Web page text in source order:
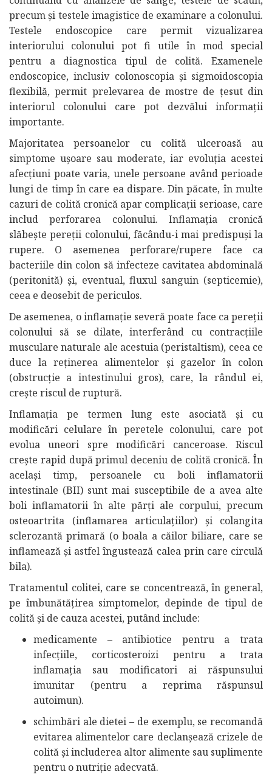
precum și testele imagistice de examinare a colonului.
Testele endoscopice care permit vizualizarea
interiorului colonului pot fi utile în mod special
pentru a diagnostica tipul de colită. Examenele
endoscopice, inclusiv colonoscopia și sigmoidoscopia
flexibilă, permit prelevarea de mostre de țesut din
interiorul colonului care pot dezvălui informații
importante.
Majoritatea persoanelor cu colită ulceroasă au
simptome ușoare sau moderate, iar evoluția acestei
afecțiuni poate varia, unele persoane având perioade
lungi de timp în care ea dispare. Din păcate, în multe
cazuri de colită cronică apar complicații serioase, care
includ perforarea colonului. Inflamația cronică
slăbește pereții colonului, făcându-i mai predispuși la
rupere. O asemenea perforare/rupere face ca
bacteriile din colon să infecteze cavitatea abdominală
(peritonită) și, eventual, fluxul sanguin (septicemie),
ceea e deosebit de periculos.
De asemenea, o inflamație severă poate face ca pereții
colonului să se dilate, interferând cu contracțiile
musculare naturale ale acestuia (peristaltism), ceea ce
duce la reținerea alimentelor și gazelor în colon
(obstrucție a intestinului gros), care, la rândul ei,
crește riscul de ruptură.
Inflamația pe termen lung este asociată și cu
modificări celulare în peretele colonului, care pot
evolua uneori spre modificări canceroase. Riscul
crește rapid după primul deceniu de colită cronică. În
același timp, persoanele cu boli inflamatorii
intestinale (BII) sunt mai susceptibile de a avea alte
boli inflamatorii în alte părți ale corpului, precum
osteoartrita (inflamarea articulațiilor) și colangita
sclerozantă primară (o boala a căilor biliare, care se
inflamează și astfel îngustează calea prin care circulă
bila).
Tratamentul colitei, care se concentrează, în general,
pe îmbunătățirea simptomelor, depinde de tipul de
colită și de cauza acestei, putând include:
medicamente – antibiotice pentru a trata
infecțiile, corticosteroizi pentru a trata
inflamația sau modificatori ai răspunsului
imunitar (pentru a reprima răspunsul
autoimun).
schimbări ale dietei – de exemplu, se recomandă
evitarea alimentelor care declanșează crizele de
colită și includerea altor alimente sau suplimente
pentru o nutriție adecvată.